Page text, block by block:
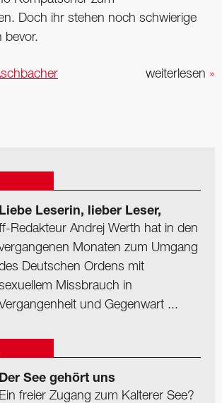
Doch ihr stehen noch schwierige
bevor.
weiterlesen »
Liebe Leserin, lieber Leser,
Redakteur Andrej Werth hat in den
Monaten zum Umgang
Deutschen Ordens mit
Missbrauch in
und Gegenwart ...
Der See gehört uns
Ein freier Zugang zum Kalterer See?